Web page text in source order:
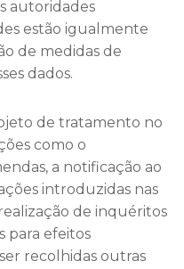
autoridades
estão igualmente
de medidas de
dados.
de tratamento no
como o
a notificação ao
introduzidas nas
de inquéritos
para efeitos
recolhidas outras